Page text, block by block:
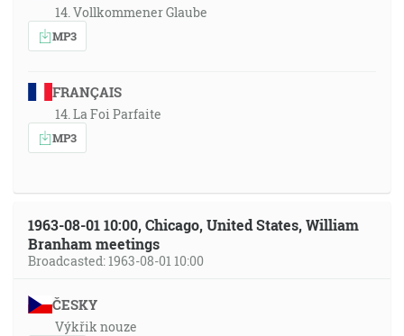
14. Vollkommener Glaube
MP3
FRANÇAIS
14. La Foi Parfaite
MP3
1963-08-01 10:00, Chicago, United States, William
Branham meetings
Broadcasted: 1963-08-01 10:00
ČESKY
Výkřik nouze